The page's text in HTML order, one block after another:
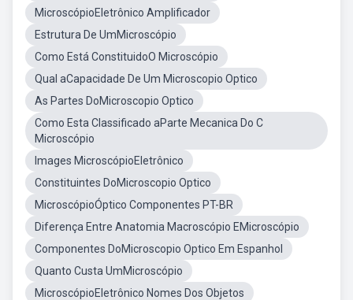
MicroscópioEletrônico Amplificador
Estrutura De UmMicroscópio
Como Está ConstituidoO Microscópio
Qual aCapacidade De Um Microscopio Optico
As Partes DoMicroscopio Optico
Como Esta Classificado aParte Mecanica Do C
Microscópio
Images MicroscópioEletrônico
Constituintes DoMicroscopio Optico
MicroscópioÓptico Componentes PT-BR
Diferença Entre Anatomia Macroscópio EMicroscópio
Componentes DoMicroscopio Optico Em Espanhol
Quanto Custa UmMicroscópio
MicroscópioEletrônico Nomes Dos Objetos